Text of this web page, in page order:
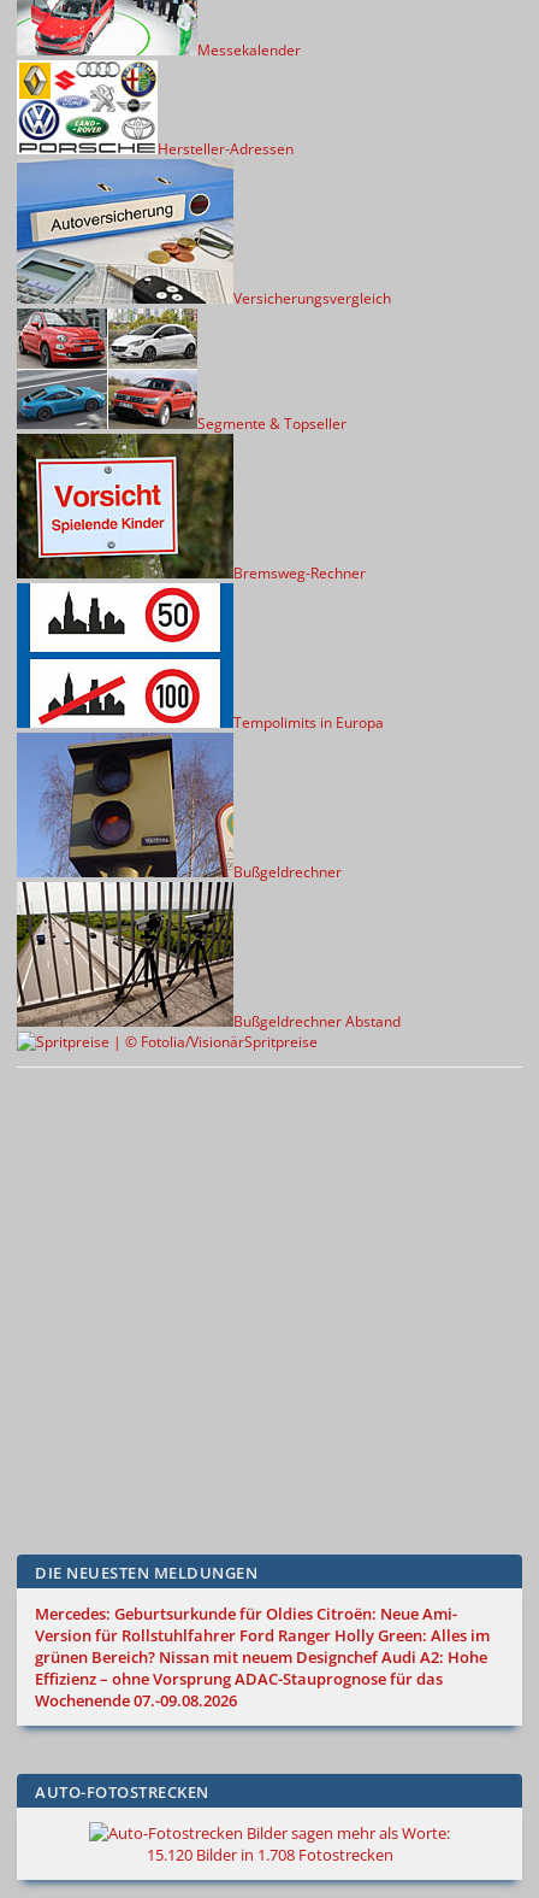
Messekalender
Hersteller-Adressen
Versicherungsvergleich
Segmente & Topseller
Bremsweg-Rechner
Tempolimits in Europa
Bußgeldrechner
Bußgeldrechner Abstand
Spritpreise
DIE NEUESTEN MELDUNGEN
Mercedes: Geburtsurkunde für OldiesCitroën: Neue Ami-
Version für Rollstuhlfahrer Ford Ranger Holly Green: Alles im
grünen Bereich? Nissan mit neuem DesignchefAudi A2: Hohe
Effizienz – ohne VorsprungADAC-Stauprognose für das
Wochenende 07.-09.08.2026
AUTO-FOTOSTRECKEN
Bilder sagen mehr als Worte:
15.120 Bilder in 1.708 Fotostrecken